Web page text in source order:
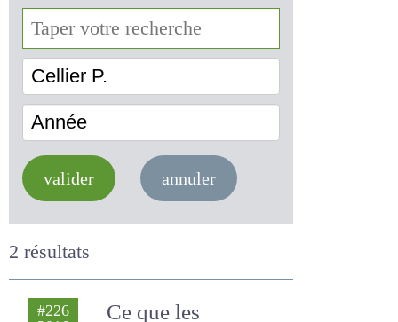
Cellier P.
valider annuler
2 résultats